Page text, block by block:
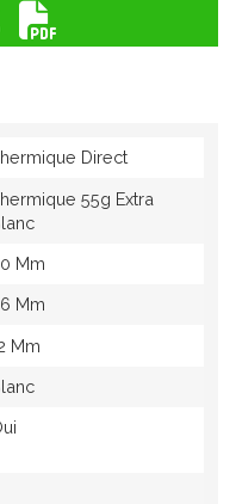
Direct
55g Extra
Mm
Mm
Mm